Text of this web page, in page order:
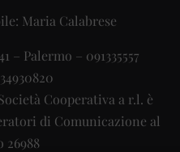
Maria Calabrese
– Palermo – 091335557
Cooperativa a r.l. è
di Comunicazione al
26988